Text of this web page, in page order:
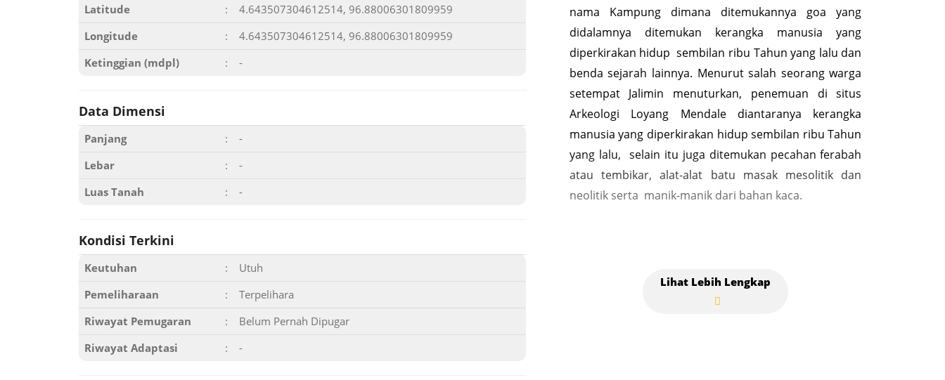
Latitude
:
4.643507304612514, 96.88006301809959
Longitude
:
4.643507304612514, 96.88006301809959
Ketinggian (mdpl)
: -
Data Dimensi
Panjang :
-
Lebar
:
-
Luas Tanah
: -
Kondisi Terkini
Keutuhan :
Utuh
Pemeliharaan
:
Terpelihara
Riwayat Pemugaran
:
Belum Pernah Dipugar
Riwayat Adaptasi
: -
nama Kampung dimana ditemukannya goa yang
didalamnya ditemukan kerangka manusia yang
diperkirakan hidup sembilan ribu Tahun yang lalu dan
benda sejarah lainnya. Menurut salah seorang warga
setempat Jalimin menuturkan, penemuan di situs
Arkeologi Loyang Mendale diantaranya kerangka
manusia yang diperkirakan hidup sembilan ribu Tahun
yang lalu, selain itu juga ditemukan pecahan ferabah
atau tembikar, alat-alat batu masak mesolitik dan
neolitik serta manik-manik dari bahan kaca.